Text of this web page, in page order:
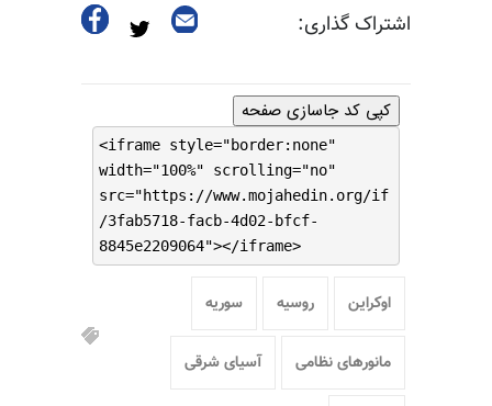
اشتراک گذاری:
کپی کد جاسازی صفحه
<iframe style="border:none"
width="100%" scrolling="no"
src="https://www.mojahedin.org/if
/3fab5718-facb-4d02-bfcf-
8845e2209064"></iframe>
اوکراین روسیه سوریه
مانورهای نظامی آسیای شرقی